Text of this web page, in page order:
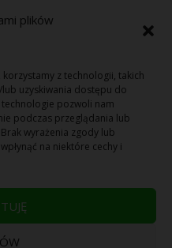
plików
z technologii, takich
uzyskiwania dostępu do
pozwoli nam
podczas przeglądania lub
wyrażenia zgody lub
na niektóre cechy i